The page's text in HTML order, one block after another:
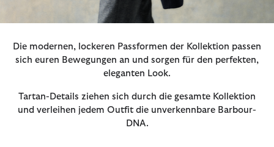
Die modernen, lockeren Passformen der Kollektion passen
sich euren Bewegungen an und sorgen für den perfekten,
eleganten Look.
Tartan-Details ziehen sich durch die gesamte Kollektion
und verleihen jedem Outfit die unverkennbare Barbour-
DNA.